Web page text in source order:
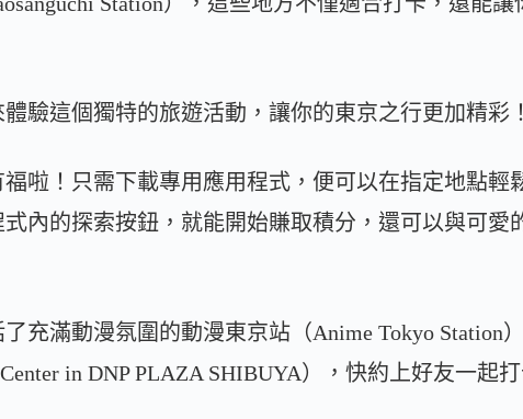
驗這個獨特的旅遊活動，讓你的東京之行更加精彩！
啦！只需下載專用應用程式，便可以在指定地點輕
內的探索按鈕，就能開始賺取積分，還可以與可愛
充滿動漫氛圍的動漫東京站（Anime Tokyo Station
in DNP PLAZA SHIBUYA），快約上好友一起